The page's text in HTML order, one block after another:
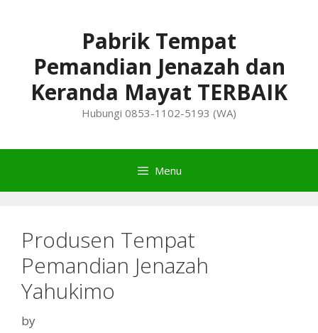
Pabrik Tempat
Pemandian Jenazah dan
Keranda Mayat TERBAIK
Hubungi 0853-1102-5193 (WA)
Menu
Produsen Tempat
Pemandian Jenazah
Yahukimo
by